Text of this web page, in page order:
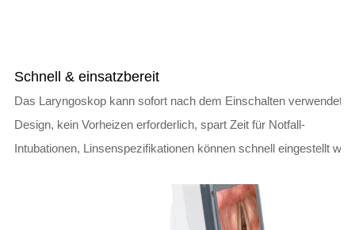
Schnell & einsatzbereit
Das Laryngoskop kann sofort nach dem Einschalten verwendet
Design, kein Vorheizen erforderlich, spart Zeit für Notfall-
Intubationen, Linsenspezifikationen können schnell eingestellt